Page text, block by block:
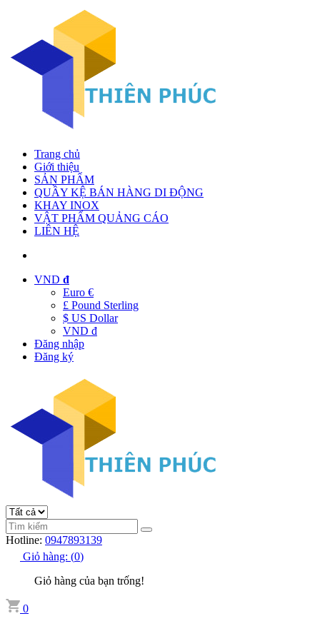
Trang chủ
Giới thiệu
SẢN PHẨM
QUẦY KỆ BÁN HÀNG DI ĐỘNG
KHAY INOX
VẬT PHẨM QUẢNG CÁO
LIÊN HỆ
VND đ
Euro €
£ Pound Sterling
$ US Dollar
VND đ
Đăng nhập
Đăng ký
Hotline: 0947893139
Giỏ hàng: (0)
Giỏ hàng của bạn trống!
0